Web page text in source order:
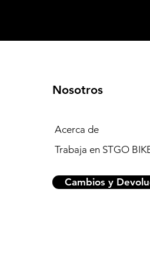
Nosotros
Acerca de
Trabaja en STGO
Cambios y